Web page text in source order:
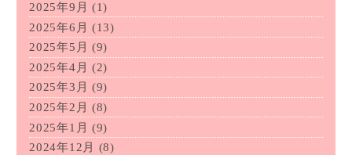
2025年9月 (1)
2025年6月 (13)
2025年5月 (9)
2025年4月 (2)
2025年3月 (9)
2025年2月 (8)
2025年1月 (9)
2024年12月
(8)